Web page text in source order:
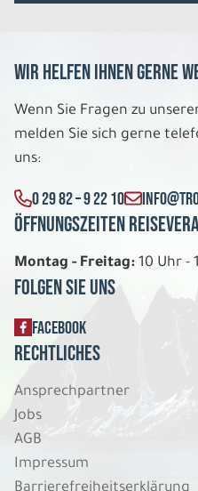
So. 09.08. - Sa.
Große
14 Tage
Mittelklassehotels
Wir helfen Ihnen gerne
Wenn Sie Fragen zu
melden Sie sich gerne
uns:
0 29 82 – 9 22 10
Öffnungszeiten
Montag - Freitag: 10 Uhr -
Folgen Sie uns
FACEBOOK
Rechtliches
Ansprechpartner
Jobs
AGB
Impressum